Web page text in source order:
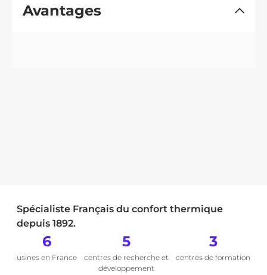
Avantages
Spécialiste Français du confort thermique
depuis 1892.
6
usines en France
5
centres de recherche et
développement
3
centres de formation